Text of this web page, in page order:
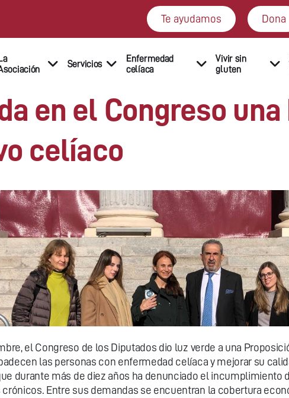
Te ayudamos Dona
Servicios
Enfermedad
celíaca
Vivir sin
gluten
en el Congreso
celíaco
el Congreso de los Diputados dio luz verde a una
las personas con enfermedad celíaca y mejorar su
durante más de diez años ha denunciado el incumplimiento
Entre sus demandas se encuentran la cobertura